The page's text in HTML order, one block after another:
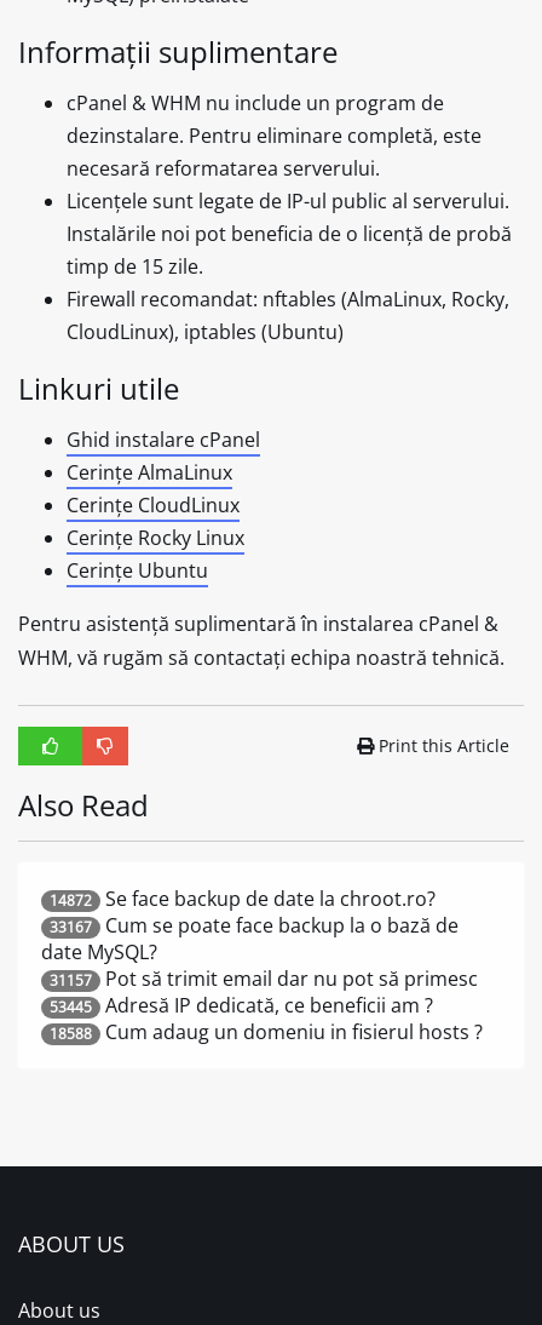
Informații suplimentare
cPanel & WHM nu include un program de
dezinstalare. Pentru eliminare completă, este
necesară reformatarea serverului.
Licențele sunt legate de IP-ul public al serverului.
Instalările noi pot beneficia de o licență de probă
timp de 15 zile.
Firewall recomandat: nftables (AlmaLinux, Rocky,
CloudLinux), iptables (Ubuntu)
Linkuri utile
Ghid instalare cPanel
Cerințe AlmaLinux
Cerințe CloudLinux
Cerințe Rocky Linux
Cerințe Ubuntu
Pentru asistență suplimentară în instalarea cPanel &
WHM, vă rugăm să contactați echipa noastră tehnică.
Print this Article
Also Read
14872 Se face backup de date la chroot.ro?
33167
Cum se poate face backup la o bază de
date MySQL?
31157 Pot să trimit email dar nu pot să primesc
53445 Adresă IP dedicată, ce beneficii am ?
18588 Cum adaug un domeniu in fisierul hosts ?
ABOUT US
About us